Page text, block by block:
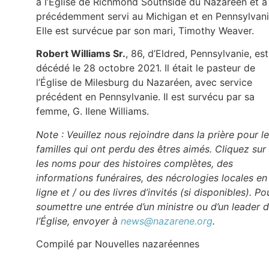
précédemment servi au Michigan et en
Elle est survécue par son mari, Timothy Weaver.
Robert Williams Sr., 86, d’Eldred, Pennsylvanie, est
décédé le 28 octobre 2021. Il était le pasteur de
l’Église de Milesburg du Nazaréen, avec service
précédent en Pennsylvanie. Il est survécu par sa
femme, G. Ilene Williams.
Note : Veuillez nous rejoindre dans la prière pour
familles qui ont perdu des êtres aimés. Cliquez sur
les noms pour des histoires complètes, des
informations funéraires, des nécrologies locales en
ligne et / ou des livres d’invités (si disponibles).
soumettre une entrée d’un ministre ou d’un leader
l’Église, envoyer à news@nazarene.org.
Compilé par Nouvelles nazaréennes